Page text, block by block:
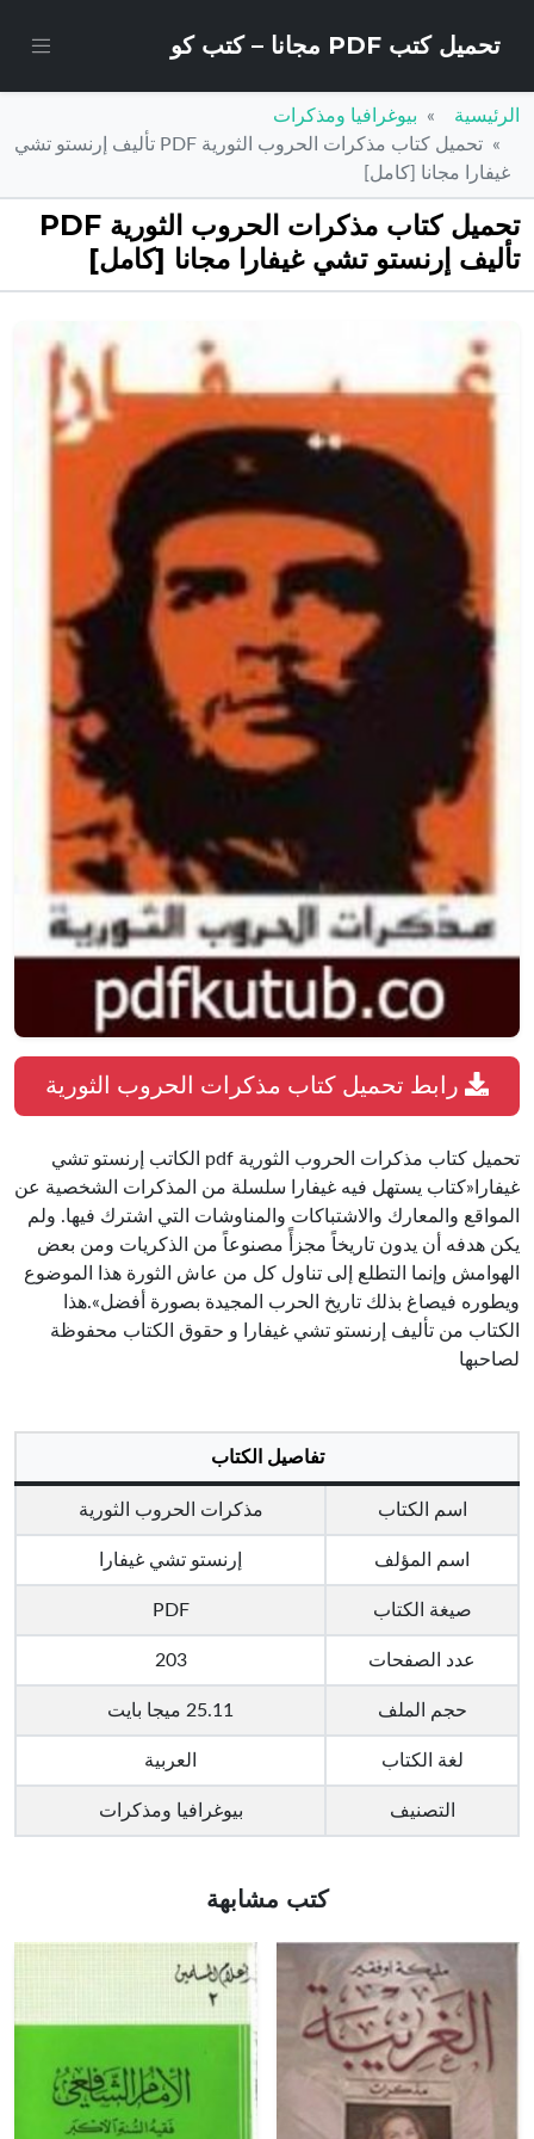
تحميل كتب PDF مجانا – كتب كو
الرئيسية
بيوغرافيا ومذكرات
تحميل كتاب مذكرات الحروب الثورية PDF تأليف إرنستو تشي
غيفارا مجانا [كامل]
تحميل كتاب مذكرات الحروب الثورية PDF
تأليف إرنستو تشي غيفارا مجانا [كامل]
تحميل كتاب مذكرات الحروب الثورية pdf الكاتب إرنستو تشي
غيفارا«كتاب يستهل فيه غيفارا سلسلة من المذكرات الشخصية عن
المواقع والمعارك والاشتباكات والمناوشات التي اشترك فيها. ولم
يكن هدفه أن يدون تاريخاً مجزأً مصنوعاً من الذكريات ومن بعض
الهوامش وإنما التطلع إلى تناول كل من عاش الثورة هذا الموضوع
ويطوره فيصاغ بذلك تاريخ الحرب المجيدة بصورة أفضل».هذا
الكتاب من تأليف إرنستو تشي غيفارا و حقوق الكتاب محفوظة
لصاحبها
تفاصيل الكتاب
اسم الكتاب مذكرات الحروب الثورية
اسم المؤلف إرنستو تشي غيفارا
صيغة الكتاب PDF
عدد الصفحات 203
حجم الملف 25.11 ميجا بايت
لغة الكتاب العربية
التصنيف بيوغرافيا ومذكرات
كتب مشابهة